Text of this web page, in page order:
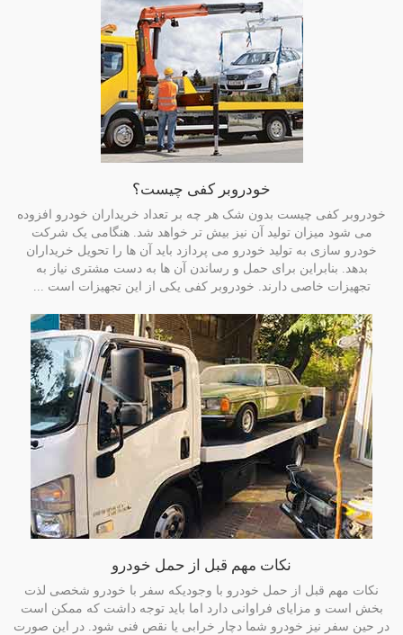
خودروبر کفی چیست؟
خودروبر کفی چیست بدون شک هر چه بر تعداد خریداران خودرو افزوده
می شود میزان تولید آن نیز بیش تر خواهد شد. هنگامی یک شرکت
خودرو سازی به تولید خودرو می پردازد باید آن ها را تحویل خریداران
بدهد. بنابراین برای حمل و رساندن آن ها به دست مشتری نیاز به
تجهیزات خاصی دارند. خودروبر کفی یکی از این تجهیزات است ...
نکات مهم قبل از حمل خودرو
نکات مهم قبل از حمل خودرو با وجودیکه سفر با خودرو شخصی لذت
بخش است و مزایای فراوانی دارد اما باید توجه داشت که ممکن است
در حین سفر نیز خودرو شما دچار خرابی یا نقص فنی شود. در این صورت